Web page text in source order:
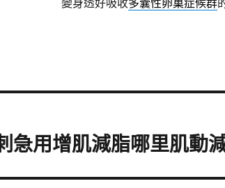
變身透好吸收多囊性卵巢症候群
急用增肌減脂哪里肌動